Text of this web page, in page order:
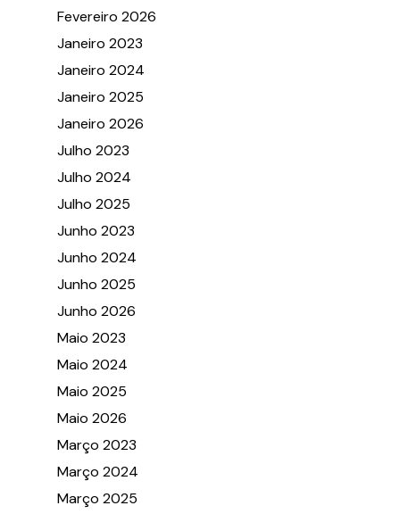
Fevereiro 2026
Janeiro 2023
Janeiro 2024
Janeiro 2025
Janeiro 2026
Julho 2023
Julho 2024
Julho 2025
Junho 2023
Junho 2024
Junho 2025
Junho 2026
Maio 2023
Maio 2024
Maio 2025
Maio 2026
Março 2023
Março 2024
Março 2025